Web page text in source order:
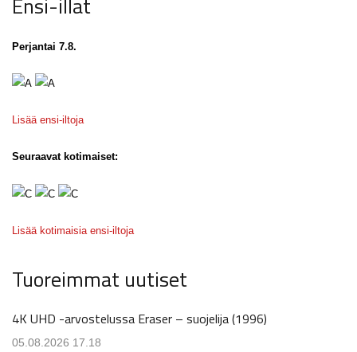
Perjantai 7.8.
Lisää ensi-iltoja
Seuraavat kotimaiset:
Lisää kotimaisia ensi-iltoja
Tuoreimmat uutiset
4K UHD -arvostelussa Eraser – suojelija (1996)
05.08.2026 17.18